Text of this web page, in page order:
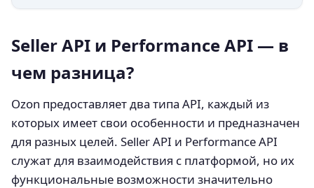
Seller API и Performance API — в
чем разница?
Ozon предоставляет два типа API, каждый из
которых имеет свои особенности и предназначен
для разных целей. Seller API и Performance API
служат для взаимодействия с платформой, но их
функциональные возможности значительно